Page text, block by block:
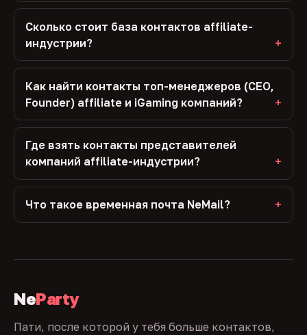
Сколько стоит база контактов affiliate-
индустрии?
Как найти контакты топ-менеджеров (CEO,
Founder) affiliate и iGaming компаний?
Где взять контакты представителей
компаний affiliate-индустрии?
Что такое временная почта NeMail?
NeParty
Пати, после которой у тебя больше контактов,